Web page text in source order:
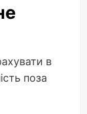
в
поза